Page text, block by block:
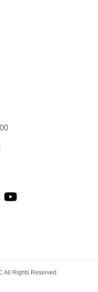
All Rights Reserved.